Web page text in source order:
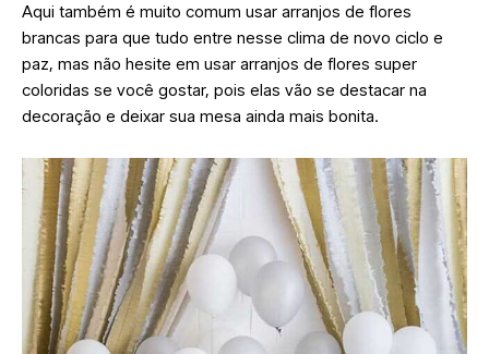
Aqui também é muito comum usar arranjos de flores
brancas para que tudo entre nesse clima de novo ciclo e
paz, mas não hesite em usar arranjos de flores super
coloridas se você gostar, pois elas vão se destacar na
decoração e deixar sua mesa ainda mais bonita.